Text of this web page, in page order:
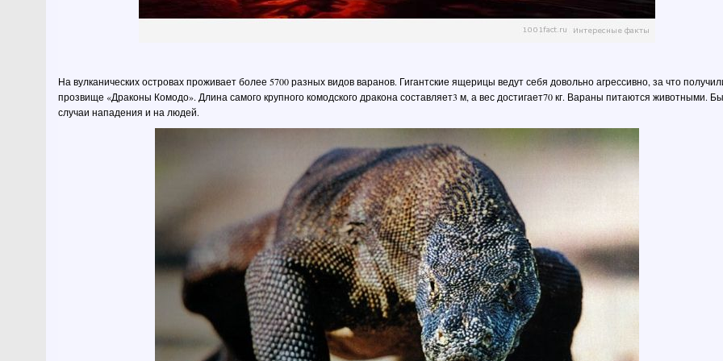
На вулканических островах проживает более 5700 разных видов варанов. Гигантские ящерицы ведут себя довольно агрессивно, за что
прозвище «Драконы Комодо». Длина самого крупного комодского дракона составляет3 м, а вес достигает70 кг. Вараны питаются животными.
случаи нападения и на людей.